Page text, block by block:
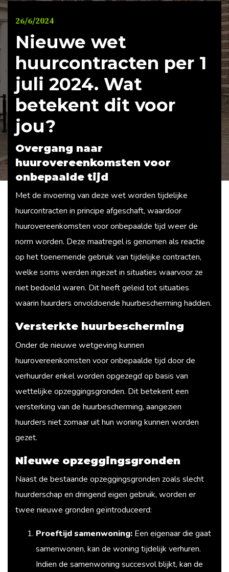
26/6/2024
Nieuwe wet
huurcontracten per 1
juli 2024. Wat
betekent dit voor
jou?
Overgang naar
huurovereenkomsten voor
onbepaalde tijd
Met de invoering van deze wet worden tijdelijke
huurcontracten in principe afgeschaft, waardoor
huurovereenkomsten voor onbepaalde tijd weer de
norm worden. Deze maatregel is genomen als reactie
op het toenemende gebruik van tijdelijke contracten,
welke soms werden ingezet in situaties waarvoor ze
niet bedoeld waren. Dit heeft geleid tot situaties
waarin huurders onvoldoende huurbescherming hadden.
Versterkte huurbescherming
Onder de nieuwe wetgeving kunnen
huurovereenkomsten voor onbepaalde tijd door de
verhuurder enkel worden opgezegd op basis van
wettelijke opzeggingsgronden. Dit betekent een
versterking van de huurbescherming, aangezien
huurders niet zomaar uit hun woning kunnen worden
gezet.
Nieuwe opzeggingsgronden
Naast de bestaande opzeggingsgronden zoals slecht
huurderschap en dringend eigen gebruik, worden er
twee nieuwe gronden geïntroduceerd:
Proeftijd samenwoning: Een eigenaar die gaat
samenwonen, kan de woning tijdelijk verhuren.
Indien de samenwoning succesvol blijkt, kan de